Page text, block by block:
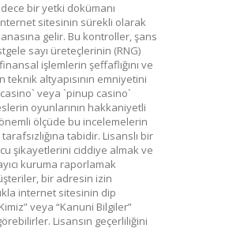
bir yetki dokümanı
sitesinin sürekli olarak
gelir. Bu kontroller, şans
sayı üreteçlerinin (RNG)
işlemlerin şeffaflığını ve
teknik altyapısının emniyetini
veya `pinup casino`
oyunlarının hakkaniyetli
önemli ölçüde bu incelemelerin
tabidir. Lisanslı bir
şikayetlerini ciddiye almak ve
kuruma raporlamak
bir adresin izin
internet sitesinin dip
veya “Kanuni Bilgiler”
Lisansın geçerliliğini